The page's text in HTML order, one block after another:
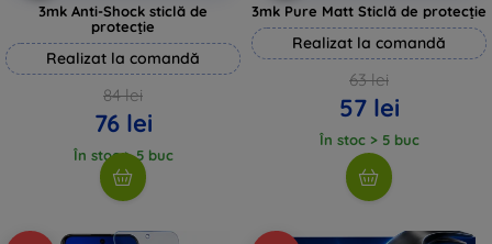
3mk Anti-Shock sticlă de
protecție
Realizat la comandă
84 lei
76 lei
În stoc > 5 buc
3mk Pure Matt Sticlă de protecție
Realizat la comandă
63 lei
57 lei
În stoc > 5 buc